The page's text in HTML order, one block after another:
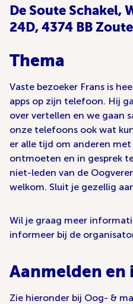
De Soute Schakel,
24D, 4374 BB
Thema
Vaste bezoeker Frans is
apps op zijn telefoon. Hij
over vertellen en we gaan
onze telefoons ook wat
er alle tijd om anderen
ontmoeten en in gesprek
niet-leden van de
welkom. Sluit je gezellig
Wil je graag meer
informeer bij de
Aanmelden
Zie hieronder bij Oog- &